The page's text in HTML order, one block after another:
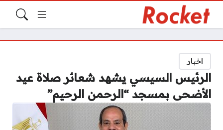
اخبار
الرئيس السيسي يشهد شعائر صلاة عيد
الأضحى بمسجد “الرحمن الرحيم”